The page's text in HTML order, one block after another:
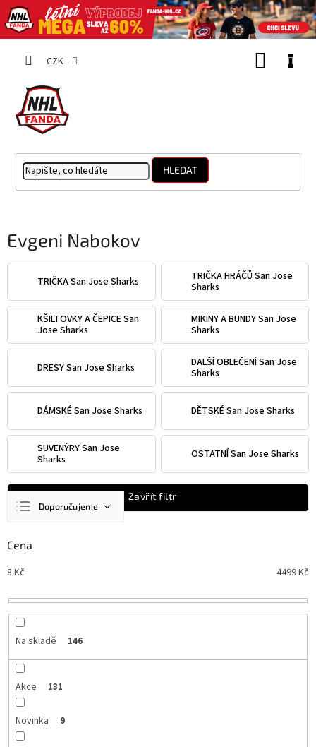
CZK
HLEDAT
Evgeni Nabokov
TRIČKA San Jose Sharks
TRIČKA HRÁČŮ San Jose
Sharks
KŠILTOVKY A ČEPICE San
Jose Sharks
MIKINY A BUNDY San Jose
Sharks
DRESY San Jose Sharks
DALŠÍ OBLEČENÍ San Jose
Sharks
DÁMSKÉ San Jose Sharks DĚTSKÉ San Jose Sharks
SUVENÝRY San Jose
Sharks
OSTATNÍ San Jose Sharks
e
í
r
Doporučujeme
Abecedně
Zavřít filtr
Cena
8 Kč 4499Kč
Na skladě 146
Akce 131
Novinka 9